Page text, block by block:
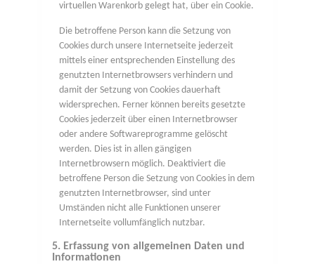
virtuellen Warenkorb gelegt hat, über ein Cookie.
Die betroffene Person kann die Setzung von
Cookies durch unsere Internetseite jederzeit
mittels einer entsprechenden Einstellung des
genutzten Internetbrowsers verhindern und
damit der Setzung von Cookies dauerhaft
widersprechen. Ferner können bereits gesetzte
Cookies jederzeit über einen Internetbrowser
oder andere Softwareprogramme gelöscht
werden. Dies ist in allen gängigen
Internetbrowsern möglich. Deaktiviert die
betroffene Person die Setzung von Cookies in dem
genutzten Internetbrowser, sind unter
Umständen nicht alle Funktionen unserer
Internetseite vollumfänglich nutzbar.
5. Erfassung von allgemeinen Daten und
Informationen